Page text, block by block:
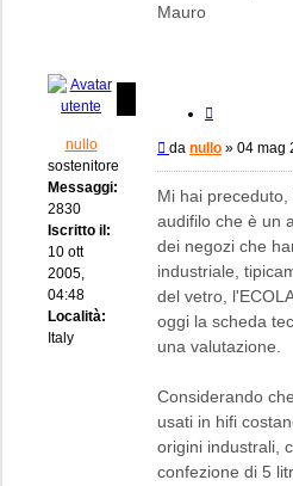
Mauro
nullo
sostenitore
Messaggi:
2830
Iscritto il:
10 ott
2005,
04:48
Località:
Italy
Messaggio
da nullo » 04 mag
Mi hai
audifilo che è un
dei negozi che
industriale,
del vetro,
oggi la scheda
una valutazione.
Considerando
usati in hifi
origini industrali,
confezione di 5